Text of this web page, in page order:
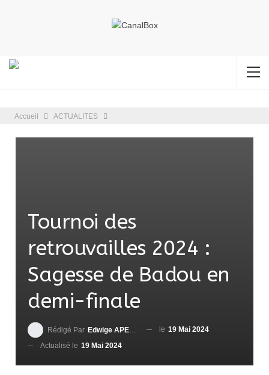
Accueil ACTUALITES
Tournoi des
retrouvailles 2024 :
Sagesse de Badou en
demi-finale
Rédigé Par Edwige APEDO le 19 Mai 2024
Actualisé le 19 Mai 2024